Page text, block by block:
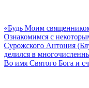
«Будь Моим
Ознакомимся с
Сурожского Антония
делился в
Во имя Святого Бога и